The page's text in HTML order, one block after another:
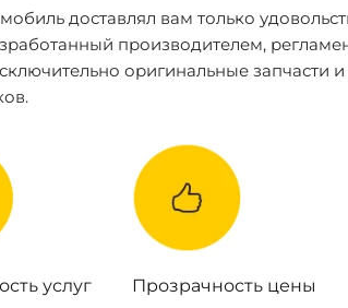
доставлял вам только
производителем,
оригинальные запчасти
услуг Прозрачность цены